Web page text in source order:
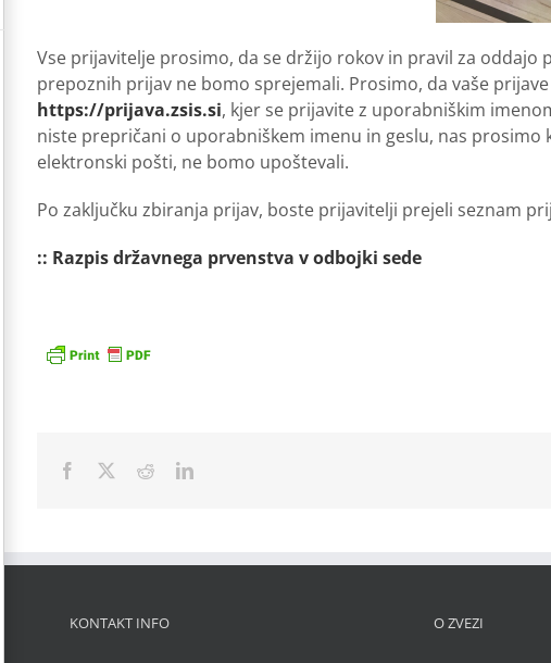
Vse prijavitelje prosimo, da se držijo rokov in pravil za oddajo
prepoznih prijav ne bomo sprejemali. Prosimo, da vaše
https://prijava.zsis.si, kjer se prijavite z uporabniškim
niste prepričani o uporabniškem imenu in geslu, nas prosimo
elektronski pošti, ne bomo upoštevali.
Po zaključku zbiranja prijav, boste prijavitelji prejeli seznam
:: Razpis državnega prvenstva v odbojki sede
Facebook RedditLinkedIn
KONTAKT INFO O ZVEZI